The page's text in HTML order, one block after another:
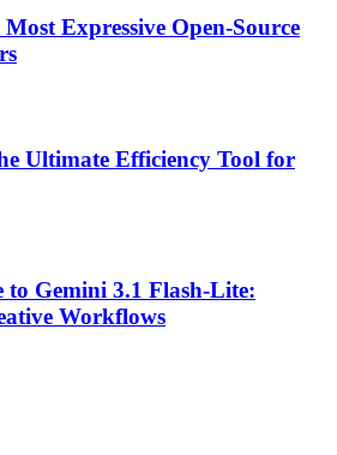
Expressive Open-Source
Ultimate Efficiency Tool for
to Gemini 3.1 Flash-Lite:
Workflows